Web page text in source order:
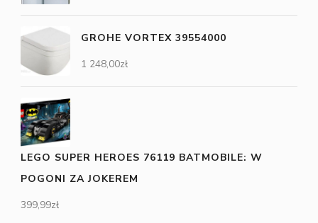
GROHE VORTEX 39554000
1 248,00zł
LEGO SUPER HEROES 76119 BATMOBILE: W
POGONI ZA JOKEREM
399,99zł